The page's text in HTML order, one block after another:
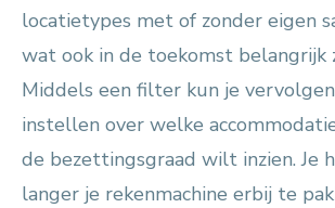
locatietypes met of zonder eigen
wat ook in de toekomst belangrijk
Middels een filter kun je
instellen over welke
de bezettingsgraad wilt inzien. Je
langer je rekenmachine erbij te